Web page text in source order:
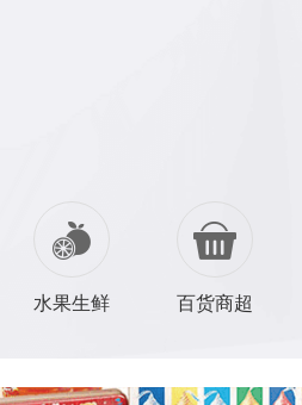
水果生鲜 百货商超